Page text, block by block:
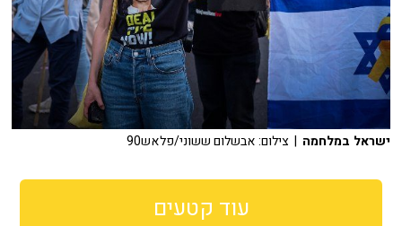
ישראל במלחמה | צילום: אבשלום ששוני/פלאש90
עוד קטעים